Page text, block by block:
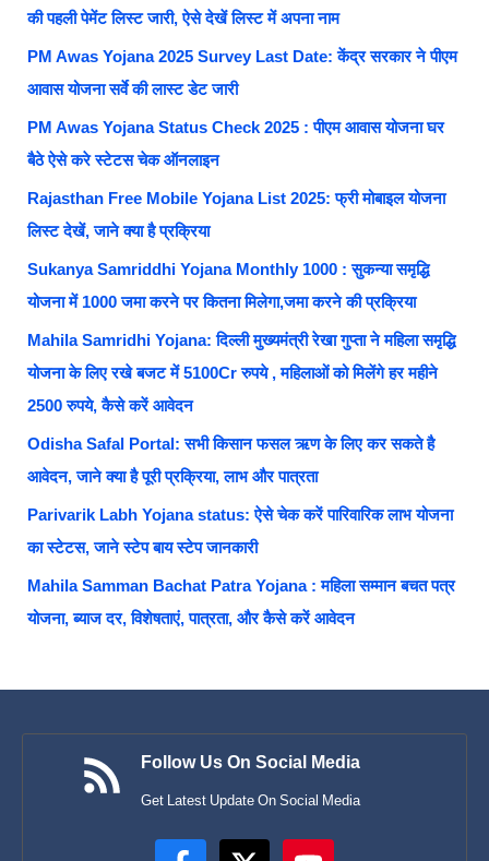
की पहली पेमेंट लिस्ट जारी, ऐसे देखें लिस्ट में अपना नाम
PM Awas Yojana 2025 Survey Last Date: केंद्र सरकार ने पीएम
आवास योजना सर्वे की लास्ट डेट जारी
PM Awas Yojana Status Check 2025 : पीएम आवास योजना घर
बैठे ऐसे करे स्टेटस चेक ऑनलाइन
Rajasthan Free Mobile Yojana List 2025: फ्री मोबाइल योजना
लिस्ट देखें, जाने क्या है प्रक्रिया
Sukanya Samriddhi Yojana Monthly 1000 : सुकन्या समृद्धि
योजना में 1000 जमा करने पर कितना मिलेगा,जमा करने की प्रक्रिया
Mahila Samridhi Yojana: दिल्ली मुख्यमंत्री रेखा गुप्ता ने महिला समृद्धि
योजना के लिए रखे बजट में 5100Cr रुपये , महिलाओं को मिलेंगे हर महीने
2500 रुपये, कैसे करें आवेदन
Odisha Safal Portal: सभी किसान फसल ऋण के लिए कर सकते है
आवेदन, जाने क्या है पूरी प्रक्रिया, लाभ और पात्रता
Parivarik Labh Yojana status: ऐसे चेक करें पारिवारिक लाभ योजना
का स्टेटस, जाने स्टेप बाय स्टेप जानकारी
Mahila Samman Bachat Patra Yojana : महिला सम्मान बचत पत्र
योजना, ब्याज दर, विशेषताएं, पात्रता, और कैसे करें आवेदन
Follow Us On Social Media
Get Latest Update On Social Media